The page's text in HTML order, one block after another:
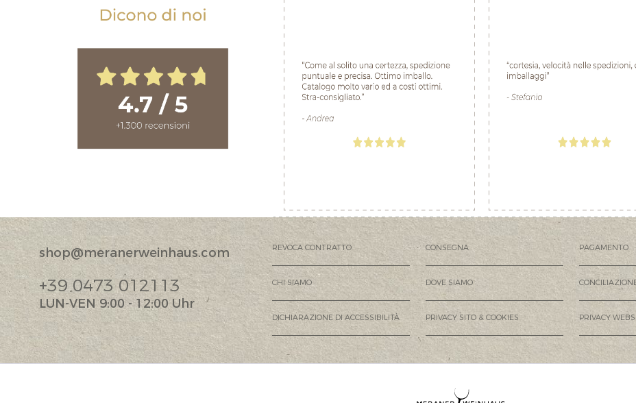
shop@meranerweinhaus.com
+39 0473 012113
LUN-VEN 9:00 - 12:00 Uhr
REVOCA CONTRATTO CONSEGNA PAGAMENTO
CHI SIAMO DOVE SIAMO
DICHIARAZIONE DI ACCESSIBILITÀ PRIVACY SITO & COOKIES PRIVACY